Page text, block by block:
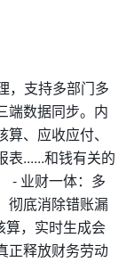
，支持多部门多
端数据同步。内
、应收应付、
表......和钱有关的
- 业财一体：多
彻底消除错账漏
算，实时生成会
正释放财务劳动